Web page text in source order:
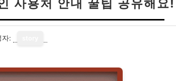
사용처 안내 꿀팁 공유해요!
자: